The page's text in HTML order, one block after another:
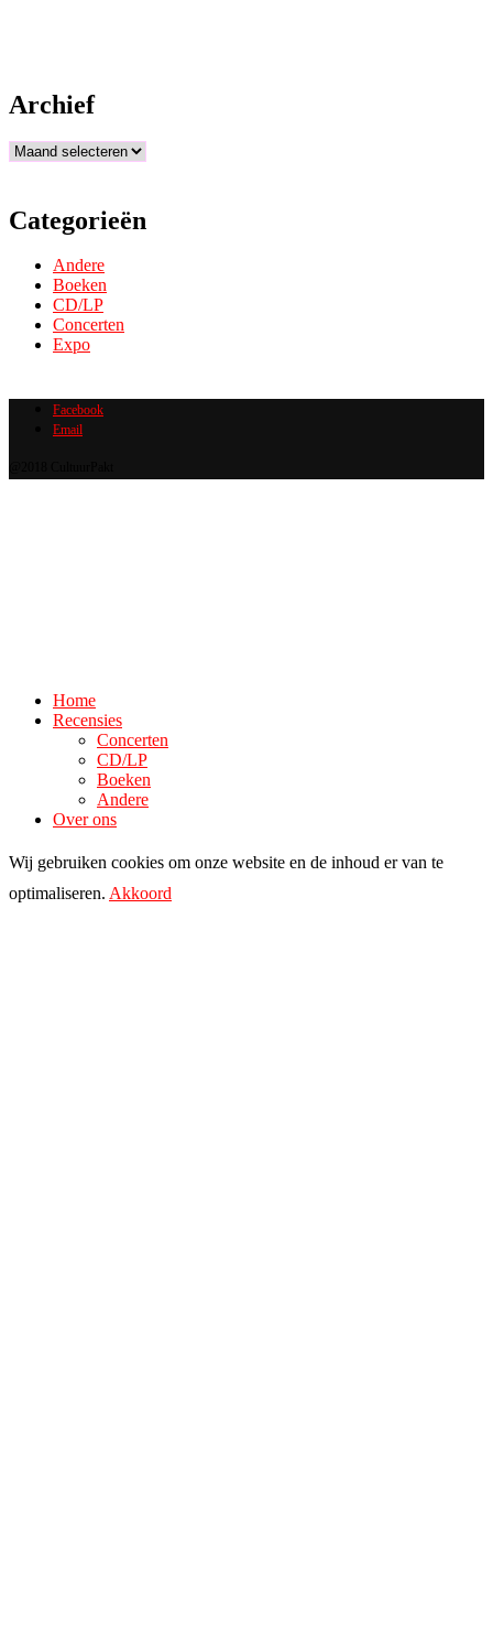
Archief
Archief
Categorieën
Andere
Boeken
CD/LP
Concerten
Expo
Facebook
Email
Home
Recensies
Concerten
CD/LP
Boeken
Andere
Over ons
Wij gebruiken cookies om onze website en de inhoud er van te
optimaliseren. Akkoord